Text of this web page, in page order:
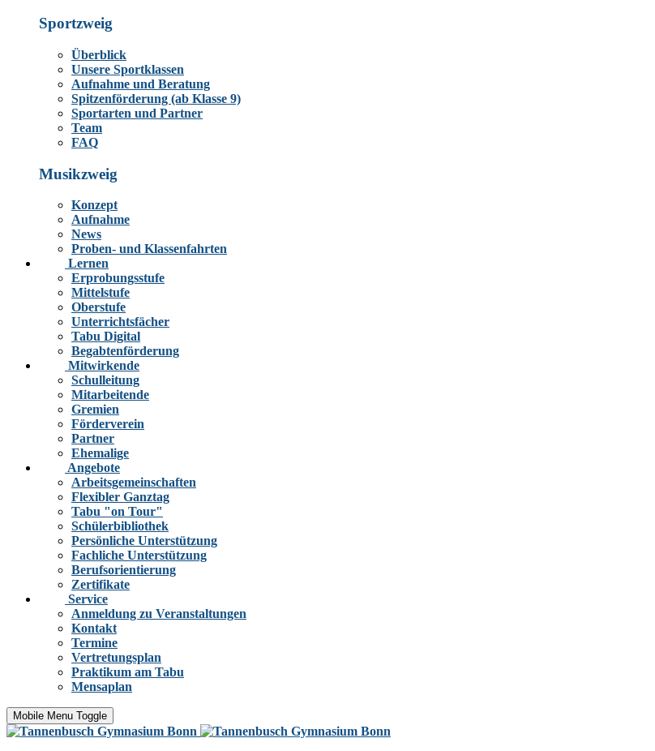
Sportzweig
Überblick
Unsere Sportklassen
Aufnahme und Beratung
Spitzenförderung (ab Klasse 9)
Sportarten und Partner
Team
FAQ
Musikzweig
Konzept
Aufnahme
News
Proben- und Klassenfahrten
Lernen
Erprobungsstufe
Mittelstufe
Oberstufe
Unterrichtsfächer
Tabu Digital
Begabtenförderung
Mitwirkende
Schulleitung
Mitarbeitende
Gremien
Förderverein
Partner
Ehemalige
Angebote
Arbeitsgemeinschaften
Flexibler Ganztag
Tabu "on Tour"
Schülerbibliothek
Persönliche Unterstützung
Fachliche Unterstützung
Berufsorientierung
Zertifikate
Service
Anmeldung zu Veranstaltungen
Kontakt
Termine
Vertretungsplan
Praktikum am Tabu
Mensaplan
Mobile Menu Toggle